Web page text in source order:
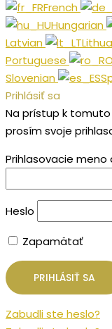
French
Hungarian
Latvian
Portuguese
Slovenian
Prihlásiť sa
Na prístup k
prosím svoje
Prihlasovacie
Heslo
Zapamätať
Zabudli ste heslo?